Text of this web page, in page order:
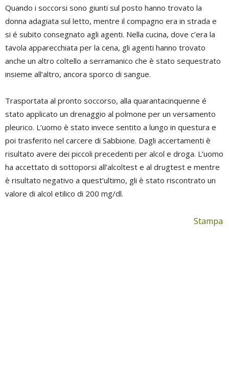
Quando i soccorsi sono giunti sul posto hanno trovato la
donna adagiata sul letto, mentre il compagno era in strada e
si é subito consegnato agli agenti. Nella cucina, dove c’era la
tavola apparecchiata per la cena, gli agenti hanno trovato
anche un altro coltello a serramanico che è stato sequestrato
insieme all’altro, ancora sporco di sangue.
Trasportata al pronto soccorso, alla quarantacinquenne é
stato applicato un drenaggio al polmone per un versamento
pleurico. L’uomo è stato invece sentito a lungo in questura e
poi trasferito nel carcere di Sabbione. Dagli accertamenti è
risultato avere dei piccoli precedenti per alcol e droga. L’uomo
ha accettato di sottoporsi all’alcoltest e al drugtest e mentre
è risultato negativo a quest’ultimo, gli è stato riscontrato un
valore di alcol etilico di 200 mg/dl.
Stampa